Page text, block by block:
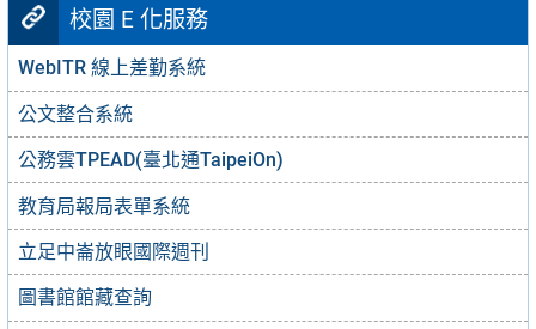
校園 E 化服務
WebITR 線上差勤系統
公文整合系統
公務雲TPEAD(臺北通TaipeiOn)
教育局報局表單系統
立足中崙放眼國際週刊
圖書館館藏查詢